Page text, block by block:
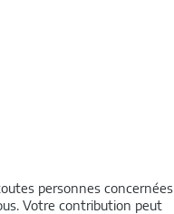
personnes concernées
Votre contribution peut